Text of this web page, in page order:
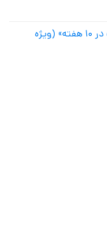
دوره آموزش مجازی «خلاقیت در ۱۰ هفته» (ویژه